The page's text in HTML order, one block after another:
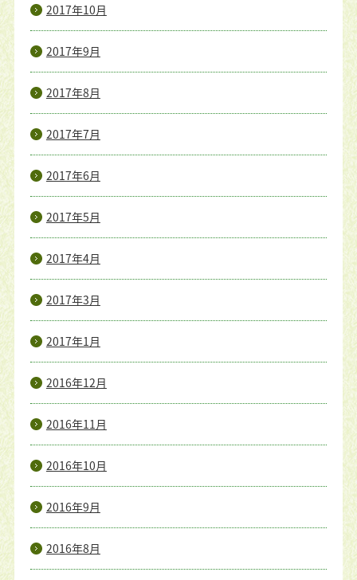
2017年10月
2017年9月
2017年8月
2017年7月
2017年6月
2017年5月
2017年4月
2017年3月
2017年1月
2016年12月
2016年11月
2016年10月
2016年9月
2016年8月